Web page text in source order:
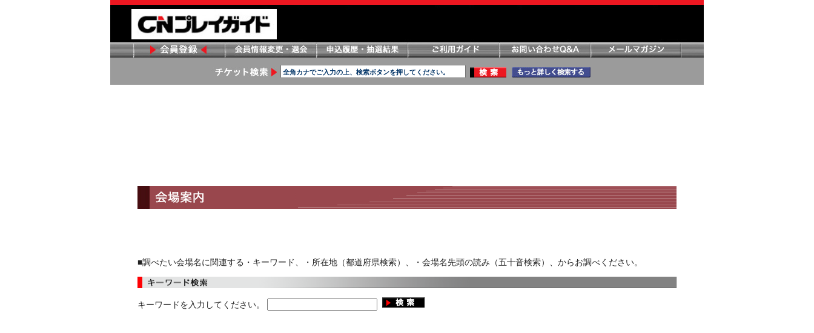
■調べたい会場名に関連する・キーワード、・所在地（都道府県検索）、・会場名先頭の読み（五十音検索）、からお調べください。
キーワードを入力してください。